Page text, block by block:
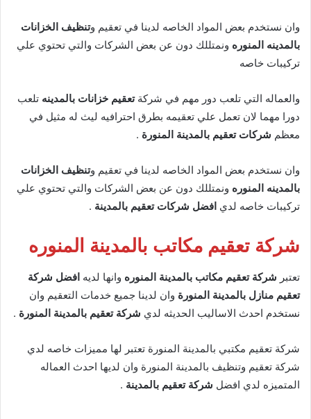
وان نستخدم بعض المواد الخاصه لدينا في تعقيم وتنظيف الخزانات
بالمدينه المنوره ونمتللك دون عن بعض الشركات والتي تحتوي علي
تركيبات خاصه
والعماله التي تلعب دور مهم في شركةتعقيم خزانات بالمدينه تلعب
دورا مهما لان تعمل علي تعقيمه بطرق احترافيه ليث له مثيل في
معظم شركات تعقيم بالمدينة المنورة .
وان نستخدم بعض المواد الخاصه لدينا في تعقيم وتنظيف الخزانات
بالمدينه المنوره ونمتللك دون عن بعض الشركات والتي تحتوي علي
تركيبات خاصه لدي افضل شركات تعقيم بالمدينة .
شركة تعقيم مكاتب بالمدينة المنوره
تعتبر شركة تعقيم مكاتب بالمدينة المنوره وانها لديه افضل شركة
تعقيم منازل بالمدينة المنورة وان لدينا جميع خدمات التعقيم وان
نستخدم احدث الاساليب الحديثه لدي شركة تعقيم بالمدينة المنورة .
شركة تعقيم مكتبي بالمدينة المنورة تعتبر لها مميزات خاصه لدي
شركة تعقيم وتنظيف بالمدينة المنورة وان لديها احدث العماله
المتميزه لدي افضل شركة تعقيم بالمدينة .